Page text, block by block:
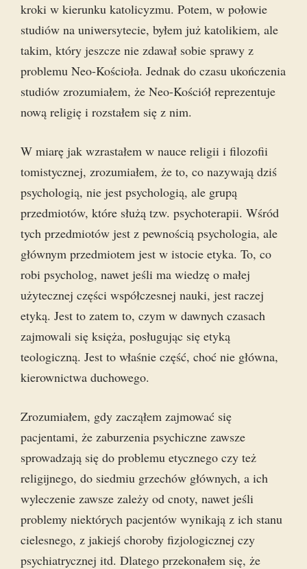
kroki w kierunku katolicyzmu. Potem, w połowie
studiów na uniwersytecie, byłem już katolikiem, ale
takim, który jeszcze nie zdawał sobie sprawy z
problemu Neo-Kościoła. Jednak do czasu ukończenia
studiów zrozumiałem, że Neo-Kościół reprezentuje
nową religię i rozstałem się z nim.
W miarę jak wzrastałem w nauce religii i filozofii
tomistycznej, zrozumiałem, że to, co nazywają dziś
psychologią, nie jest psychologią, ale grupą
przedmiotów, które służą tzw. psychoterapii. Wśród
tych przedmiotów jest z pewnością psychologia, ale
głównym przedmiotem jest w istocie etyka. To, co
robi psycholog, nawet jeśli ma wiedzę o małej
użytecznej części współczesnej nauki, jest raczej
etyką. Jest to zatem to, czym w dawnych czasach
zajmowali się księża, posługując się etyką
teologiczną. Jest to właśnie część, choć nie główna,
kierownictwa duchowego.
Zrozumiałem, gdy zacząłem zajmować się
pacjentami, że zaburzenia psychiczne zawsze
sprowadzają się do problemu etycznego czy też
religijnego, do siedmiu grzechów głównych, a ich
wyleczenie zawsze zależy od cnoty, nawet jeśli
problemy niektórych pacjentów wynikają z ich stanu
cielesnego, z jakiejś choroby fizjologicznej czy
psychiatrycznej itd. Dlatego przekonałem się, że